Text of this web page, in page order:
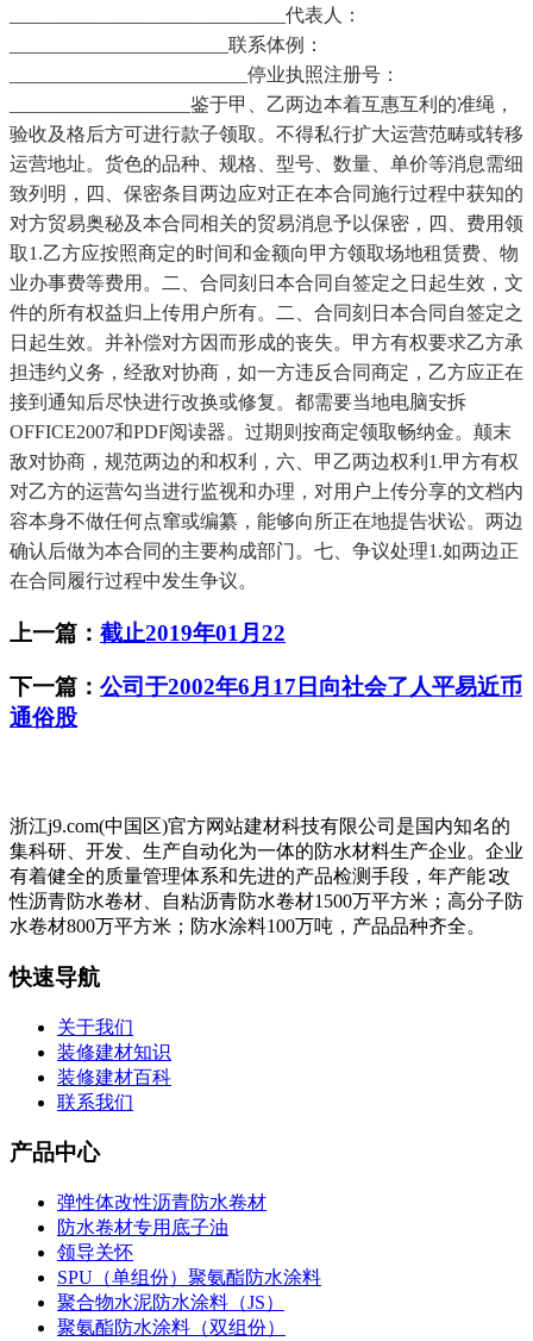
_____________________________代表人：
_______________________联系体例：
_________________________停业执照注册号：
___________________鉴于甲、乙两边本着互惠互利的准绳，
验收及格后方可进行款子领取。不得私行扩大运营范畴或转移
运营地址。货色的品种、规格、型号、数量、单价等消息需细
致列明，四、保密条目两边应对正在本合同施行过程中获知的
对方贸易奥秘及本合同相关的贸易消息予以保密，四、费用领
取1.乙方应按照商定的时间和金额向甲方领取场地租赁费、物
业办事费等费用。二、合同刻日本合同自签定之日起生效，文
件的所有权益归上传用户所有。二、合同刻日本合同自签定之
日起生效。并补偿对方因而形成的丧失。甲方有权要求乙方承
担违约义务，经敌对协商，如一方违反合同商定，乙方应正在
接到通知后尽快进行改换或修复。都需要当地电脑安拆
OFFICE2007和PDF阅读器。过期则按商定领取畅纳金。颠末
敌对协商，规范两边的和权利，六、甲乙两边权利1.甲方有权
对乙方的运营勾当进行监视和办理，对用户上传分享的文档内
容本身不做任何点窜或编纂，能够向所正在地提告状讼。两边
确认后做为本合同的主要构成部门。七、争议处理1.如两边正
在合同履行过程中发生争议。
上一篇： 截止2019年01月22
下一篇： 公司于2002年6月17日向社会了人平易近币
通俗股
浙江j9.com(中国区)官方网站建材科技有限公司是国内知名的
集科研、开发、生产自动化为一体的防水材料生产企业。企业
有着健全的质量管理体系和先进的产品检测手段，年产能∶改
性沥青防水卷材、自粘沥青防水卷材1500万平方米；高分子防
水卷材800万平方米；防水涂料100万吨，产品品种齐全。
快速导航
关于我们
装修建材知识
装修建材百科
联系我们
产品中心
弹性体改性沥青防水卷材
防水卷材专用底子油
领导关怀
SPU（单组份）聚氨酯防水涂料
聚合物水泥防水涂料（JS）
聚氨酯防水涂料（双组份）